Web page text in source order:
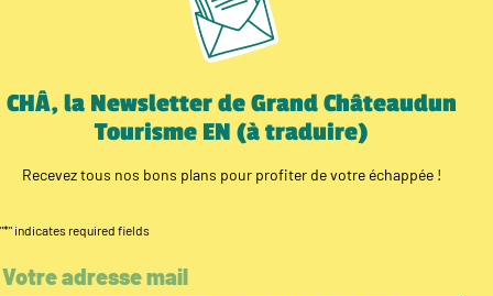
CHÂ, la Newsletter de Grand Châteaudun
Tourisme EN (à traduire)
Recevez tous nos bons plans pour profiter de votre échappée !
"*" indicates required fields